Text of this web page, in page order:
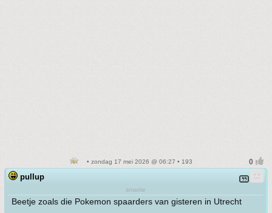
• zondag 17 mei 2026 @ 06:27 • 193
pullup
smartie
Beetje zoals die Pokemon spaarders van gisteren in Utrecht